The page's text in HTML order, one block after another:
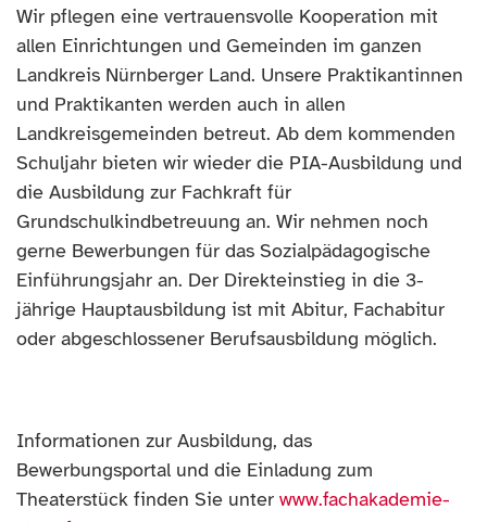
Wir pflegen eine vertrauensvolle Kooperation mit
allen Einrichtungen und Gemeinden im ganzen
Landkreis Nürnberger Land. Unsere Praktikantinnen
und Praktikanten werden auch in allen
Landkreisgemeinden betreut. Ab dem kommenden
Schuljahr bieten wir wieder die PIA-Ausbildung und
die Ausbildung zur Fachkraft für
Grundschulkindbetreuung an. Wir nehmen noch
gerne Bewerbungen für das Sozialpädagogische
Einführungsjahr an. Der Direkteinstieg in die 3-
jährige Hauptausbildung ist mit Abitur, Fachabitur
oder abgeschlossener Berufsausbildung möglich.
Informationen zur Ausbildung, das
Bewerbungsportal und die Einladung zum
Theaterstück finden Sie unter www.fachakademie-